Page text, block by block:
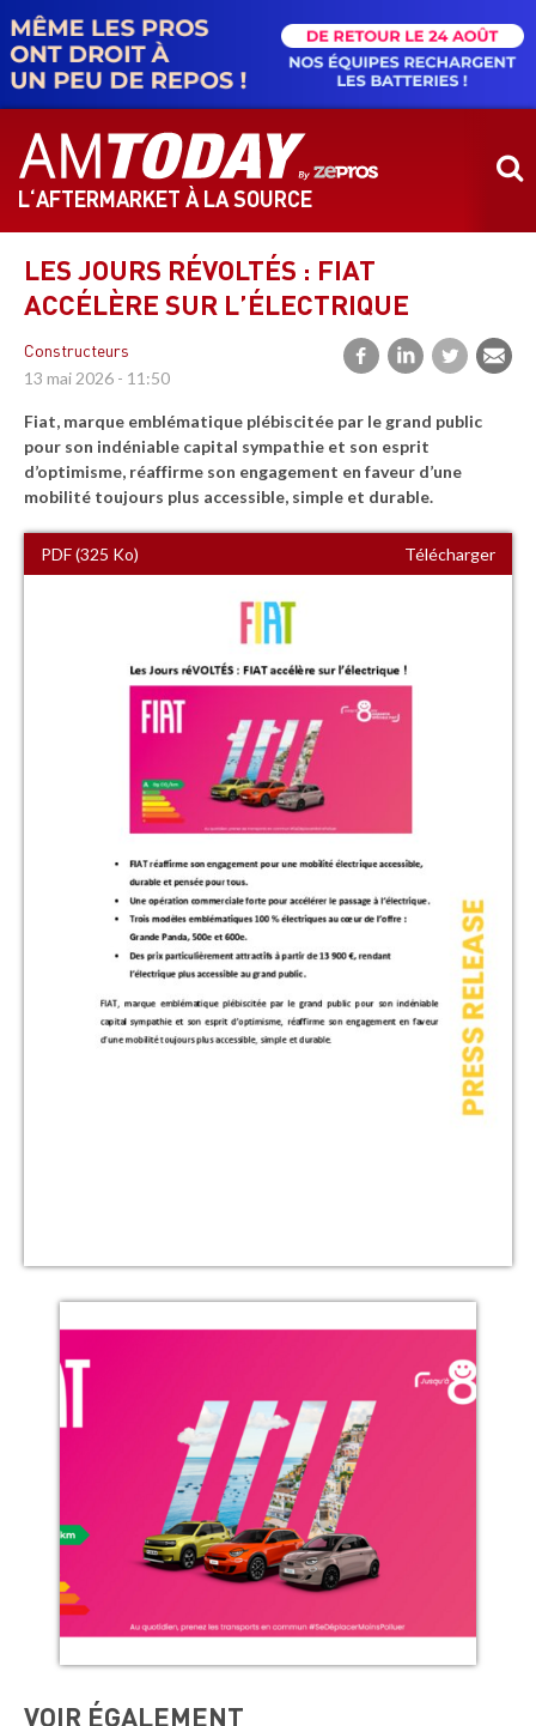
contenu
principal
L‘AFTERMARKET À LA SOURCE
LES JOURS RÉVOLTÉS : FIAT
ACCÉLÈRE SUR L’ÉLECTRIQUE
Constructeurs
13 mai 2026 - 11:50
Fiat, marque emblématique plébiscitée par le grand public
pour son indéniable capital sympathie et son esprit
d’optimisme, réaffirme son engagement en faveur d’une
mobilité toujours plus accessible, simple et durable.
PDF (325 Ko) Télécharger
VOIR ÉGALEMENT